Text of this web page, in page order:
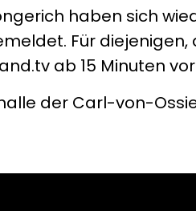
haben sich
Für
ab 15 Minuten
der Carl-von-